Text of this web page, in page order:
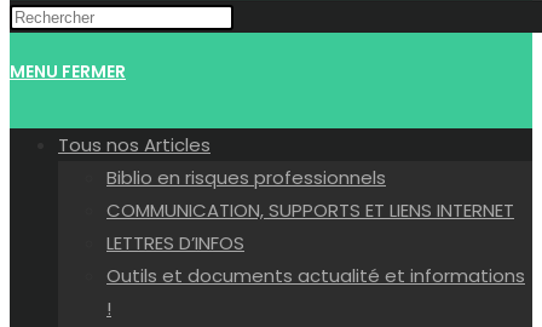
WEBSITE
MENU FERMER
Tous nos Articles
Biblio en risques professionnels
COMMUNICATION, SUPPORTS ET LIENS INTERNET
LETTRES D’INFOS
Outils et documents actualité et informations
!